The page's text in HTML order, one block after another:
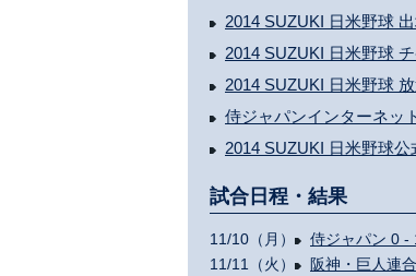
2014 SUZUKI 日米野球
2014 SUZUKI 日米野球
2014 SUZUKI 日米野球
侍ジャパンインターネッ
2014 SUZUKI 日米野球公
試合日程・結果
11/10（月）
侍ジャパン 0 -
11/11（火）
阪神・巨人連